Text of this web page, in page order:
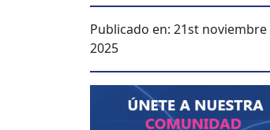
Publicado en: 21st noviembre
2025